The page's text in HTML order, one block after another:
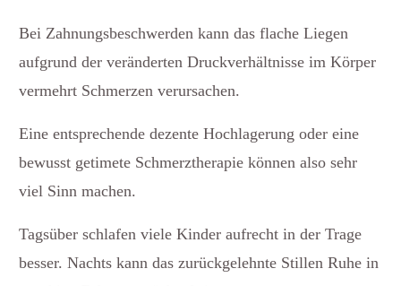
Bei Zahnungsbeschwerden kann das flache Liegen
aufgrund der veränderten Druckverhältnisse im Körper
vermehrt Schmerzen verursachen.
Eine entsprechende dezente Hochlagerung oder eine
bewusst getimete Schmerztherapie können also sehr
viel Sinn machen.
Tagsüber schlafen viele Kinder aufrecht in der Trage
besser. Nachts kann das zurückgelehnte Stillen Ruhe in